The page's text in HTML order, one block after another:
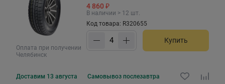
Оплата при получении
Челябинск
4 860 ₽
В наличии > 12 шт.
Код товара: R320655
Купить
Доставим 13 августа Самовывоз послезавтра